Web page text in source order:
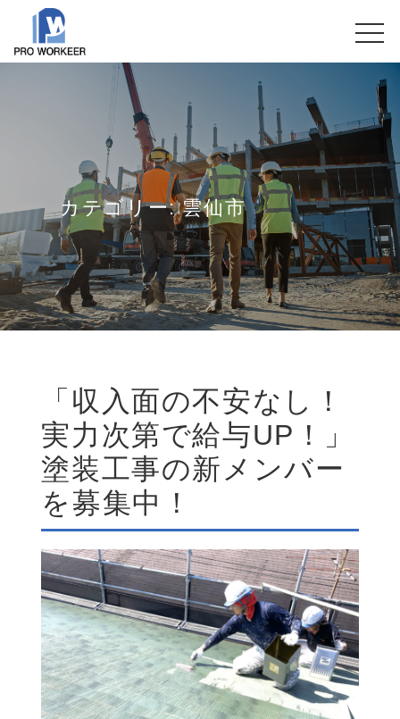
カテゴリー:雲仙市
「収入面の不安なし！
実力次第で給与UP！」
塗装工事の新メンバー
を募集中！